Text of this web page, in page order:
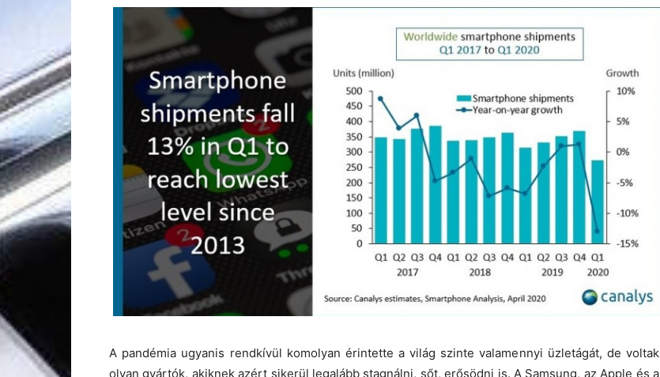
A pandémia ugyanis rendkívül komolyan érintette a világ szinte valamennyi üzletágát, de voltak
olyan gyártók, akiknek azért sikerül legalább stagnálni, sőt, erősödni is. A Samsung, az Apple és a